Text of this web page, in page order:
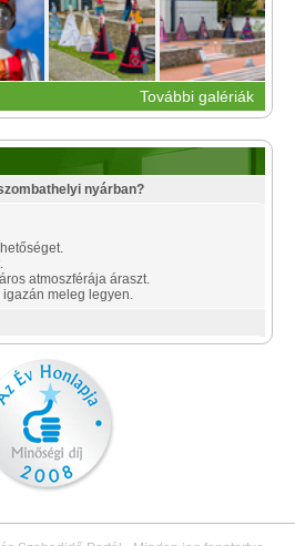
További galériák
nyárban?
atmoszférája áraszt.
igazán meleg legyen.